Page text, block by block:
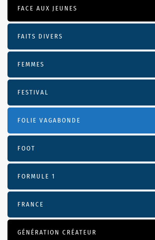
FACE AUX JEUNES
FAITS DIVERS
FEMMES
FESTIVAL
FOLIE VAGABONDE
FOOT
FORMULE 1
FRANCE
GÉNÉRATION CRÉATEUR